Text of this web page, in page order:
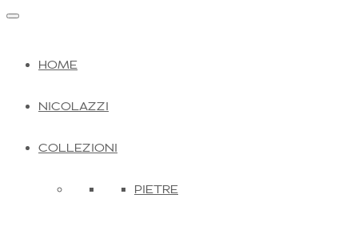
HOME
NICOLAZZI
COLLEZIONI
PIETRE